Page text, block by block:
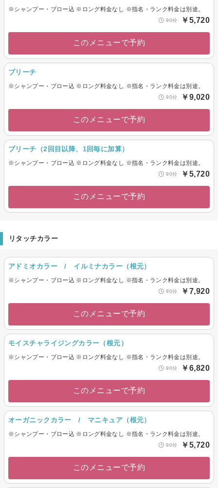
※シャンプー・ブロー込 ※ロング料金なし ※指名・ランク料金は別途。
90分 ￥5,720
このメニューで予約
ブリーチ
※シャンプー・ブロー込 ※ロング料金なし ※指名・ランク料金は別途。
90分 ￥9,020
このメニューで予約
ブリーチ（2回目以降、1回毎に加算）
※シャンプー・ブロー込 ※ロング料金なし ※指名・ランク料金は別途。
90分 ￥5,720
このメニューで予約
リタッチカラー
アドミオカラー / イルミナカラー（根元）
※シャンプー・ブロー込 ※ロング料金なし ※指名・ランク料金は別途。
90分 ￥7,920
このメニューで予約
モイスチャライジングカラー（根元）
※シャンプー・ブロー込 ※ロング料金なし ※指名・ランク料金は別途。
90分 ￥6,820
このメニューで予約
オーガニックカラー / マニキュア（根元）
※シャンプー・ブロー込 ※ロング料金なし ※指名・ランク料金は別途。
90分 ￥5,720
このメニューで予約